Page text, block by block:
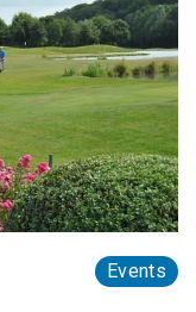
Events